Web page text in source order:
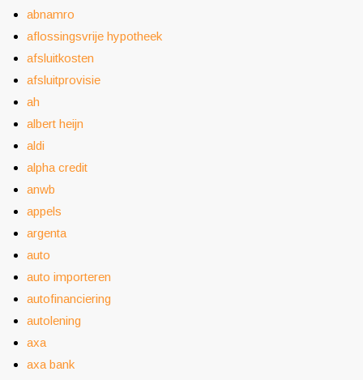
abnamro
aflossingsvrije hypotheek
afsluitkosten
afsluitprovisie
ah
albert heijn
aldi
alpha credit
anwb
appels
argenta
auto
auto importeren
autofinanciering
autolening
axa
axa bank